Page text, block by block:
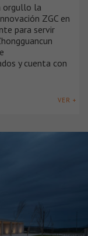
orgullo la
ZGC en
para servir
y cuenta con
VER +